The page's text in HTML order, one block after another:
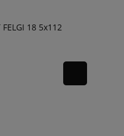
18 5x112